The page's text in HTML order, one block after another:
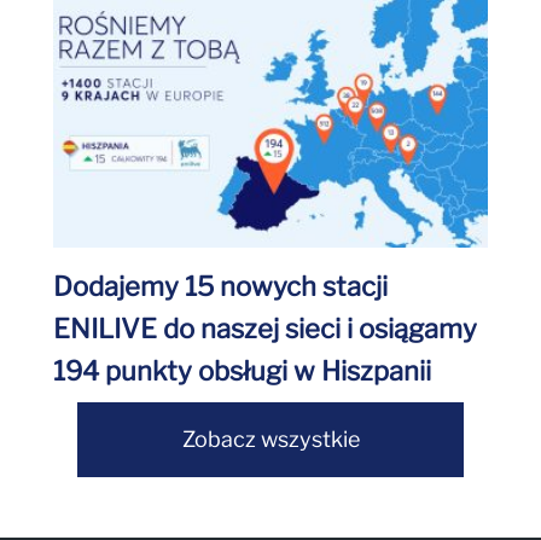
Dodajemy 15 nowych stacji
ENILIVE do naszej sieci i osiągamy
194 punkty obsługi w Hiszpanii
Zobacz wszystkie